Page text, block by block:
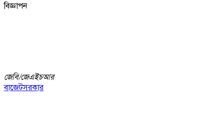
বিজ্ঞাপন
জেবি/জেএইচআর
বাজেটসরকার